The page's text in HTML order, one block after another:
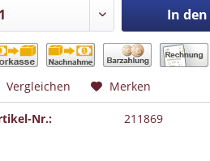
In den
Vergleichen Merken
Nr.: 211869